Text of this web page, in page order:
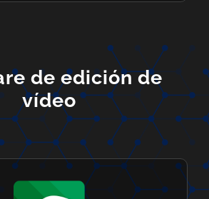
de edición de
vídeo